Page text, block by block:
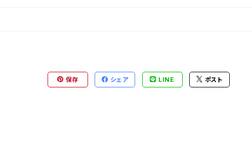
保存 シェア LINE ポスト